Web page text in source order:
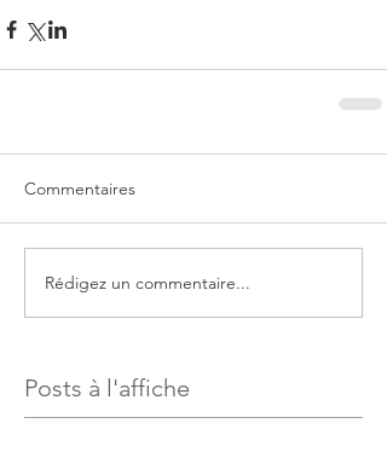
Commentaires
Rédigez un commentaire...
Posts à l'affiche